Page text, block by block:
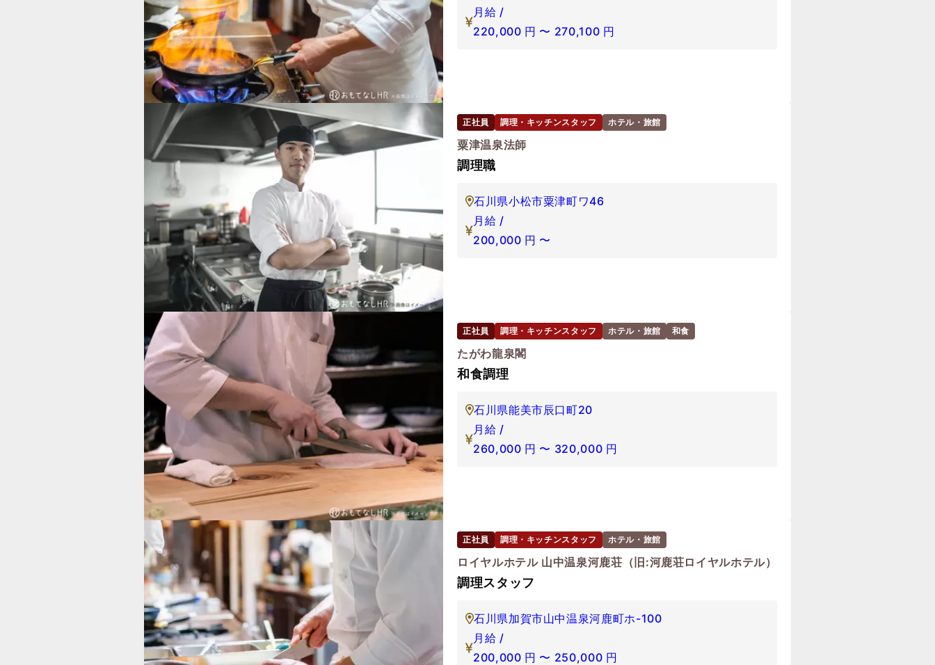
月給 /
220,000 円 〜 270,100 円
正社員 調理・キッチンスタッフ ホテル・旅館
粟津温泉法師
調理職
石川県小松市粟津町ワ46
月給 /
200,000 円 〜
正社員 調理・キッチンスタッフ ホテル・旅館 和食
たがわ龍泉閣
和食調理
石川県能美市辰口町20
月給 /
260,000 円 〜 320,000 円
正社員 調理・キッチンスタッフ ホテル・旅館
ロイヤルホテル 山中温泉河鹿荘（旧:河鹿荘ロイヤルホテル）
調理スタッフ
石川県加賀市山中温泉河鹿町ホ-100
月給 /
200,000 円 〜 250,000 円